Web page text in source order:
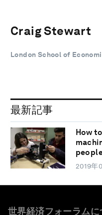
Craig Stewart
London School of
最新記事
How
2019年
世界経済フォーラムに